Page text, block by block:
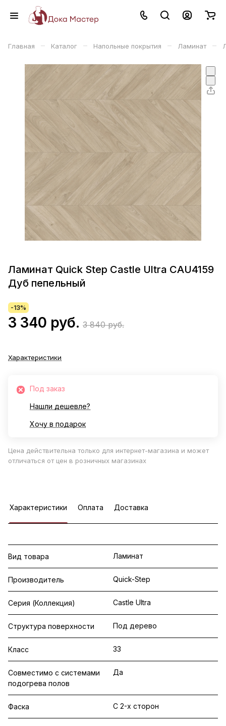
Главная – Каталог – Напольные покрытия – Ламинат –
Ламинат Quick Step Castle Ultra CAU4159
Дуб пепельный
-13%
3 340 руб. 3 840 руб.
Характеристики
Под заказ
Нашли дешевле?
Хочу в подарок
Цена действительна только для интернет-магазина и может
отличаться от цен в розничных магазинах
Характеристики Оплата Доставка
Вид товара Ламинат
Производитель Quick-Step
Серия (Коллекция) Castle Ultra
Структура поверхности Под дерево
Класс 33
Совместимо с системами
подогрева полов
Да
Фаска С 2-х сторон